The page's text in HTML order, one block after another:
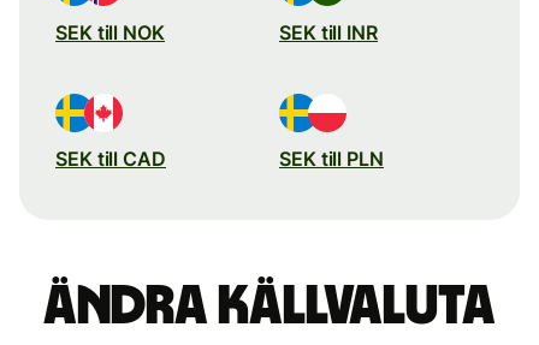
SEK till NOK SEK till INR
SEK till CAD SEK till PLN
Ändra källvaluta